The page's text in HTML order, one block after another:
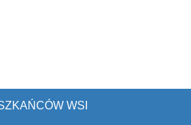
WSI